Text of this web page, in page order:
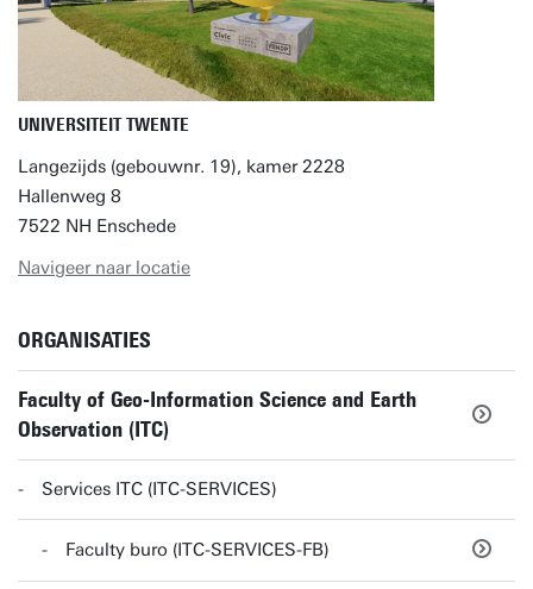
UNIVERSITEIT TWENTE
Langezijds (gebouwnr. 19), kamer 2228
Hallenweg 8
7522 NH Enschede
Navigeer naar locatie
ORGANISATIES
Faculty of Geo-Information Science and Earth
Observation (ITC)
Services ITC (ITC-SERVICES)
Faculty buro (ITC-SERVICES-FB)